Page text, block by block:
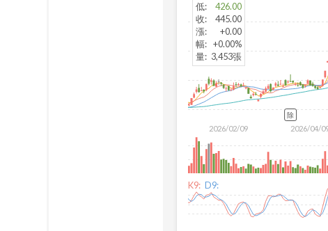
2026/02/09 2026/04/
低:
426.00
收:
445.00
漲:
+0.00
幅: +0.00%
量: 3,453張
除
K9: D9: